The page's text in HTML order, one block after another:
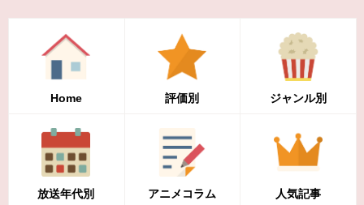
Home 評価別 ジャンル別
放送年代別 アニメコラム 人気記事